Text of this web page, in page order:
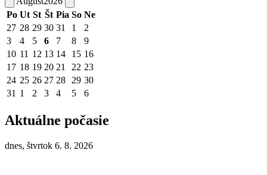
Po Ut St Št Pia So Ne
27 28 29 30 31 1
2
3
4 5 6 7 8
9
10 11 12 13 14 15 16
17 18 19 20 21 22 23
24 25 26 27 28 29 30
31 1 2 3 4 5 6
Aktuálne počasie
dnes, štvrtok 6. 8. 2026